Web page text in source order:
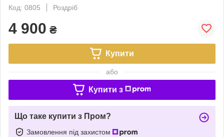
Код: 0805
Роздріб
4 900 ₴
Купити
або
Купити з
Що таке купити з Пром?
Замовлення під захистом